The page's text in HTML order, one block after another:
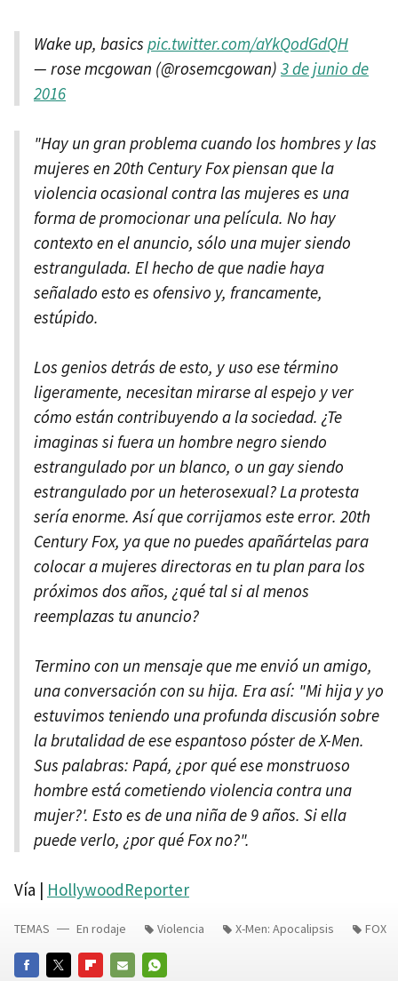
Wake up, basics pic.twitter.com/aYkQodGdQH
— rose mcgowan (@rosemcgowan) 3 de junio de
2016
"Hay un gran problema cuando los hombres y las
mujeres en 20th Century Fox piensan que la
violencia ocasional contra las mujeres es una
forma de promocionar una película. No hay
contexto en el anuncio, sólo una mujer siendo
estrangulada. El hecho de que nadie haya
señalado esto es ofensivo y, francamente,
estúpido.
Los genios detrás de esto, y uso ese término
ligeramente, necesitan mirarse al espejo y ver
cómo están contribuyendo a la sociedad. ¿Te
imaginas si fuera un hombre negro siendo
estrangulado por un blanco, o un gay siendo
estrangulado por un heterosexual? La protesta
sería enorme. Así que corrijamos este error. 20th
Century Fox, ya que no puedes apañártelas para
colocar a mujeres directoras en tu plan para los
próximos dos años, ¿qué tal si al menos
reemplazas tu anuncio?
Termino con un mensaje que me envió un amigo,
una conversación con su hija. Era así: "Mi hija y yo
estuvimos teniendo una profunda discusión sobre
la brutalidad de ese espantoso póster de X-Men.
Sus palabras: Papá, ¿por qué ese monstruoso
hombre está cometiendo violencia contra una
mujer?'. Esto es de una niña de 9 años. Si ella
puede verlo, ¿por qué Fox no?".
Vía | HollywoodReporter
TEMAS En rodaje Violencia X-Men: Apocalipsis FOX